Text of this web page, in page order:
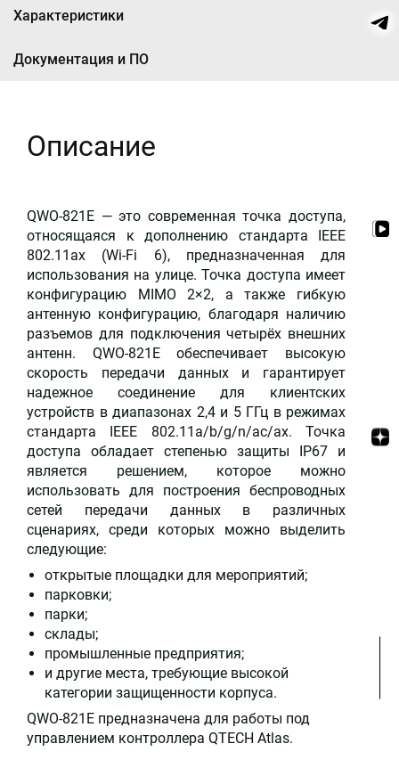
Характеристики
Документация и ПО
Описание
QWO-821E — это современная точка доступа,
относящаяся к дополнению стандарта IEEE
802.11ax (Wi-Fi 6), предназначенная для
использования на улице. Точка доступа имеет
конфигурацию MIMO 2×2, а также гибкую
антенную конфигурацию, благодаря наличию
разъемов для подключения четырёх внешних
антенн. QWO-821E обеспечивает высокую
скорость передачи данных и гарантирует
надежное соединение для клиентских
устройств в диапазонах 2,4 и 5 ГГц в режимах
стандарта IEEE 802.11a/b/g/n/ac/ax. Точка
доступа обладает степенью защиты IP67 и
является решением, которое можно
использовать для построения беспроводных
сетей передачи данных в различных
сценариях, среди которых можно выделить
следующие:
открытые площадки для мероприятий;
парковки;
парки;
склады;
промышленные предприятия;
и другие места, требующие высокой
категории защищенности корпуса.
QWO-821E предназначена для работы под
управлением контроллера QTECH Atlas.